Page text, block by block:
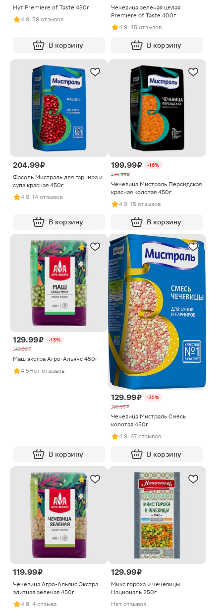
Нут Premiere of Taste 450г
4.9· 38 отзывов
В корзину
Чечевица зелёная целая
Premiere of Taste 400г
4.8· 45 отзывов
В корзину
204.99 ₽
Фасоль Мистраль для гарнира и
супа красная 450г
4.9· 14 отзывов
В корзину
199.99 ₽
-16%
239.99 ₽
Чечевица Мистраль Персидская
красная колотая 450г
4.9· 15 отзывов
В корзину
129.99 ₽
-13%
149.99 ₽
Маш экстра Агро-Альянс 450г
4.5Нет отзывов
В корзину
129.99 ₽
-35%
199.99 ₽
Чечевица Мистраль Смесь
колотая 450г
4.9· 67 отзывов
В корзину
119.99 ₽
Чечевица Агро-Альянс Экстра
элитная зеленая 450г
4.8· 4 отзыва
129.99 ₽
Микс гороха и чечевицы
Националь 250г
Нет отзывов